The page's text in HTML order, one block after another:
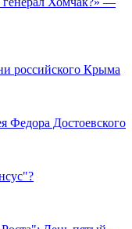
российского Крыма
Федора Достоевского